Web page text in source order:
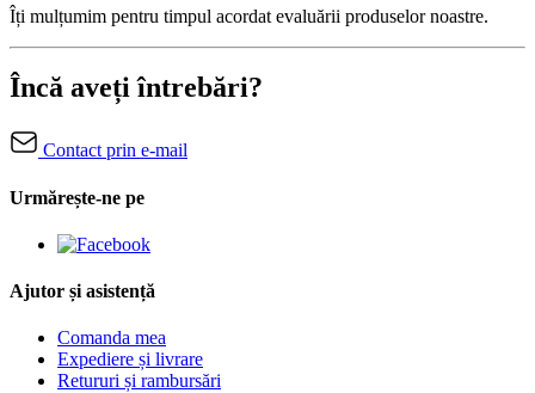
Îți mulțumim pentru timpul acordat evaluării produselor noastre.
Încă aveți întrebări?
Contact prin e-mail
Urmărește-ne pe
Ajutor și asistență
Comanda mea
Expediere și livrare
Retururi și rambursări